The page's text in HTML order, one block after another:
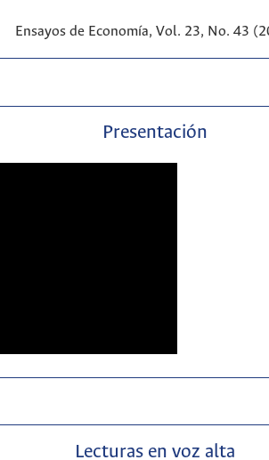
Ensayos de Economía, Vol. 23, No. 43
Presentación
Lecturas en voz alta